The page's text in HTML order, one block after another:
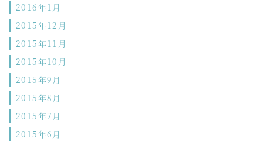
2016年1月
2015年12月
2015年11月
2015年10月
2015年9月
2015年8月
2015年7月
2015年6月